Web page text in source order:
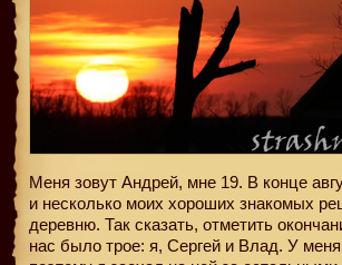
Меня зовут Андрей, мне 19. В конце
и несколько моих хороших знакомых
деревню. Так сказать, отметить
нас было трое: я, Сергей и Влад. У